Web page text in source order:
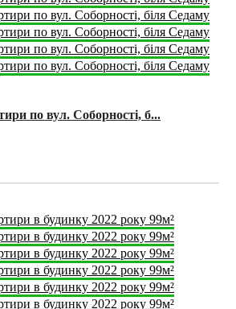
по вул. Соборності, б...